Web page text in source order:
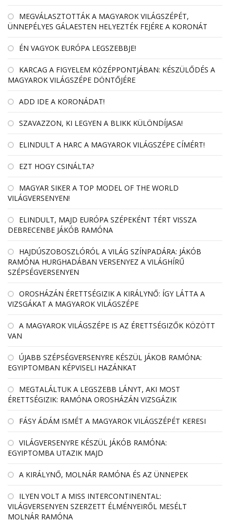
MEGVÁLASZTOTTÁK A MAGYAROK VILÁGSZÉPÉT,
ÜNNEPÉLYES GÁLAESTEN HELYEZTÉK FEJÉRE A KORONÁT
ÉN VAGYOK EURÓPA LEGSZEBBJE!
KARCAG A FIGYELEM KÖZÉPPONTJÁBAN: KÉSZÜLŐDÉS A
MAGYAROK VILÁGSZÉPE DÖNTŐJÉRE
ADD IDE A KORONÁDAT!
SZAVAZZON, KI LEGYEN A BLIKK KÜLÖNDÍJASA!
ELINDULT A HARC A MAGYAROK VILÁGSZÉPE CÍMÉRT!
EZT HOGY CSINÁLTA?
MAGYAR SIKER A TOP MODEL OF THE WORLD
VILÁGVERSENYEN!
ELINDULT, MAJD EURÓPA SZÉPEKÉNT TÉRT VISSZA
DEBRECENBE JÁKÓB RAMÓNA
HAJDÚSZOBOSZLÓRÓL A VILÁG SZÍNPADÁRA: JÁKÓB
RAMÓNA HURGHADÁBAN VERSENYEZ A VILÁGHÍRŰ
SZÉPSÉGVERSENYEN
OROSHÁZÁN ÉRETTSÉGIZIK A KIRÁLYNŐ: ÍGY LÁTTA A
VIZSGÁKAT A MAGYAROK VILÁGSZÉPE
A MAGYAROK VILÁGSZÉPE IS AZ ÉRETTSÉGIZŐK KÖZÖTT
VAN
ÚJABB SZÉPSÉGVERSENYRE KÉSZÜL JÁKOB RAMÓNA:
EGYIPTOMBAN KÉPVISELI HAZÁNKAT
MEGTALÁLTUK A LEGSZEBB LÁNYT, AKI MOST
ÉRETTSÉGIZIK: RAMÓNA OROSHÁZÁN VIZSGÁZIK
FÁSY ÁDÁM ISMÉT A MAGYAROK VILÁGSZÉPÉT KERESI
VILÁGVERSENYRE KÉSZÜL JÁKÓB RAMÓNA:
EGYIPTOMBA UTAZIK MAJD
A KIRÁLYNŐ, MOLNÁR RAMÓNA ÉS AZ ÜNNEPEK
ILYEN VOLT A MISS INTERCONTINENTAL:
VILÁGVERSENYEN SZERZETT ÉLMÉNYEIRŐL MESÉLT
MOLNÁR RAMÓNA